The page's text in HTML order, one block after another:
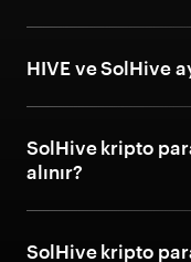
HIVE ve SolHive
SolHive kripto
alınır?
SolHive kripto